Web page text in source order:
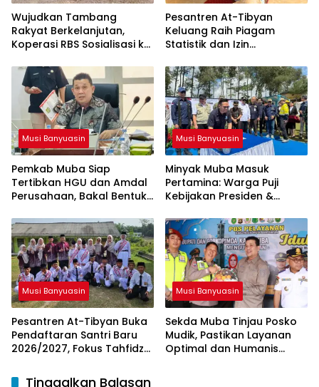
Wujudkan Tambang
Rakyat Berkelanjutan,
Koperasi RBS Sosialisasi ke
GEP
Pesantren At-Tibyan
Keluang Raih Piagam
Statistik dan Izin
Kemenag RI
Musi Banyuasin
Pemkab Muba Siap
Tertibkan HGU dan Amdal
Perusahaan, Bakal Bentuk
Musi Banyuasin
Minyak Muba Masuk
Pertamina: Warga Puji
Kebijakan Presiden &
Musi Banyuasin
Pesantren At-Tibyan Buka
Pendaftaran Santri Baru
2026/2027, Fokus Tahfidz
Musi Banyuasin
Sekda Muba Tinjau Posko
Mudik, Pastikan Layanan
Optimal dan Humanis
Tinggalkan Balasan